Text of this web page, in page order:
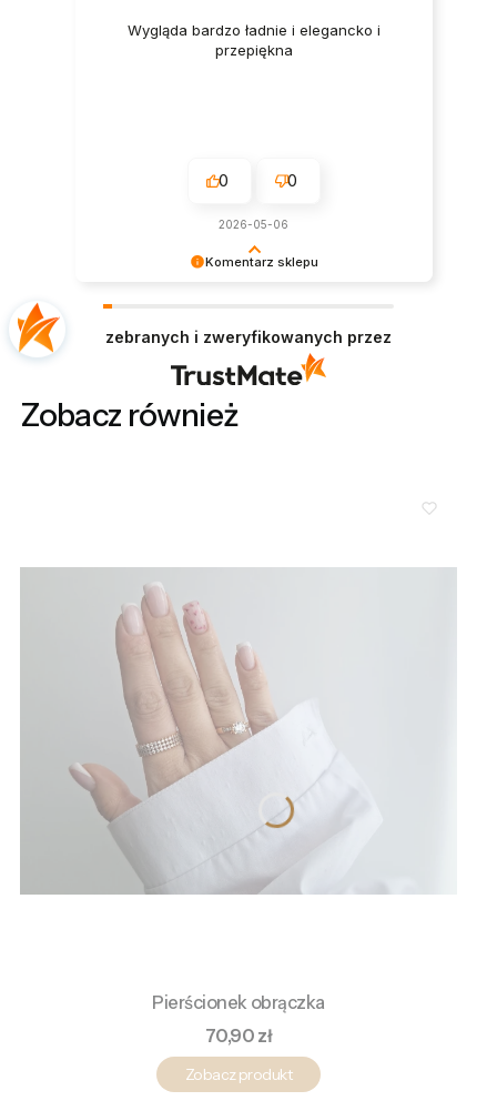
Komentarz sklepu
doświadczeniem. Jesteśmy szczęśliwi, że mamy
takich klientów. Z pozdrowieniami, obsługa
Wygląda bardzo ładnie i elegancko i
przepiękna
0 0
2026-05-06
zebranych i zweryfikowanych przez
Zobacz również
Pierścionek obrączka
Cena
70,90 zł
Zobacz produkt